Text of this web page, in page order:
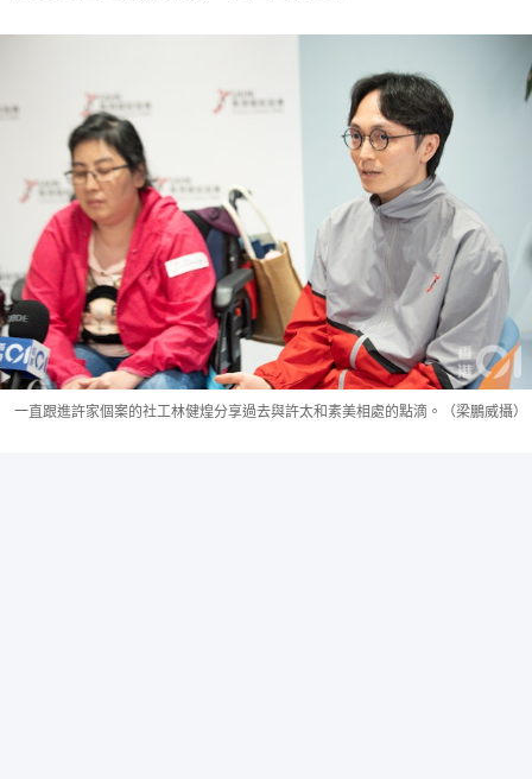
一直跟進許家個案的社工林健煌分享過去與許太和素美相處的點滴。（梁鵬威攝）